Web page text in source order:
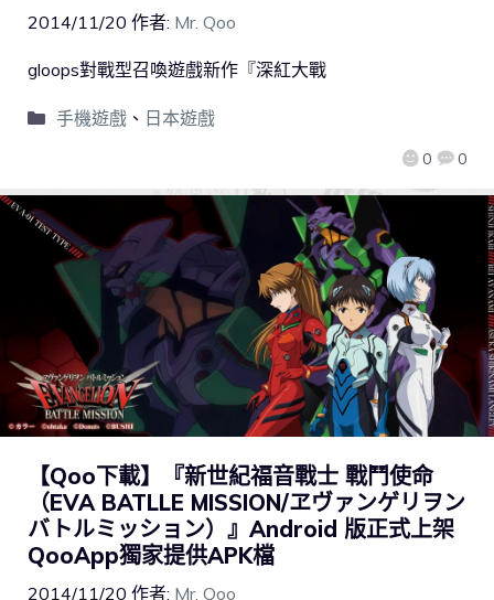
2014/11/20 作者: Mr. Qoo
0 0
gloops對戰型召喚遊戲新作『深紅大戰
手機遊戲、 日本遊戲
【Qoo下載】『新世紀福音戰士 戰鬥使命
（EVA BATLLE MISSION/ヱヴァンゲリヲン
バトルミッション）』Android 版正式上架
QooApp獨家提供APK檔
2014/11/20 作者: Mr. Qoo